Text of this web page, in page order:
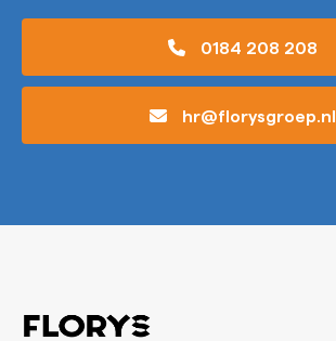
0184 208 208
hr@florysgroep.nl